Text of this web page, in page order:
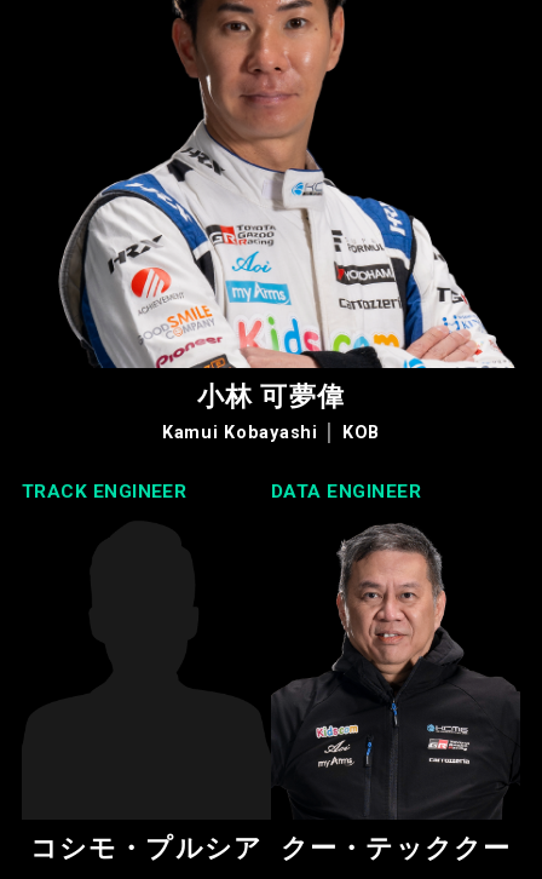
小林 可夢偉
Kamui Kobayashi │ KOB
TRACK ENGINEER
コシモ・プルシア
DATA ENGINEER
クー・テッククー